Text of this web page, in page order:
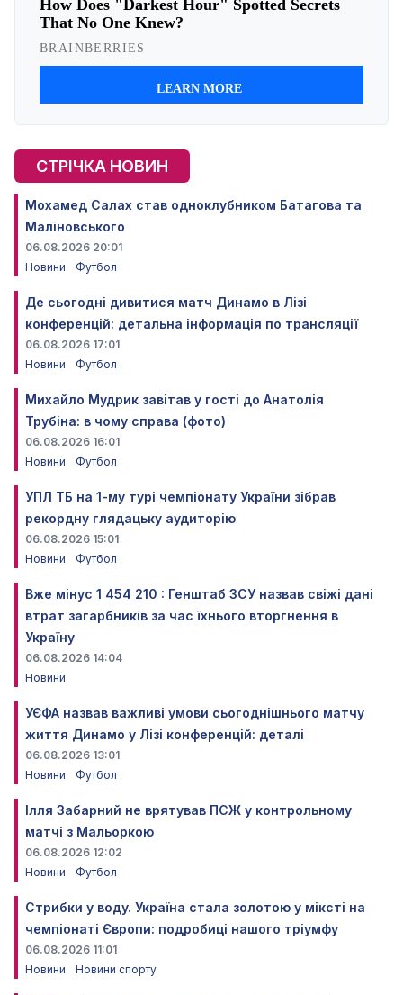
СТРІЧКА НОВИН
Мохамед Салах став одноклубником Батагова та
Маліновського
06.08.2026 20:01
Новини
Футбол
Де сьогодні дивитися матч Динамо в Лізі
конференцій: детальна інформація по трансляції
06.08.2026 17:01
Новини
Футбол
Михайло Мудрик завітав у гості до Анатолія
Трубіна: в чому справа (фото)
06.08.2026 16:01
Новини
Футбол
УПЛ ТБ на 1-му турі чемпіонату України зібрав
рекордну глядацьку аудиторію
06.08.2026 15:01
Новини
Футбол
Вже мінус 1 454 210 : Генштаб ЗСУ назвав свіжі дані
втрат загарбників за час їхнього вторгнення в
Україну
06.08.2026 14:04
Новини
УЄФА назвав важливі умови сьогоднішнього матчу
життя Динамо у Лізі конференцій: деталі
06.08.2026 13:01
Новини
Футбол
Ілля Забарний не врятував ПСЖ у контрольному
матчі з Мальоркою
06.08.2026 12:02
Новини
Футбол
Стрибки у воду. Україна стала золотою у міксті на
чемпіонаті Європи: подробиці нашого тріумфу
06.08.2026 11:01
Новини
Новини спорту